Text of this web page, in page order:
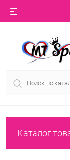
Каталог